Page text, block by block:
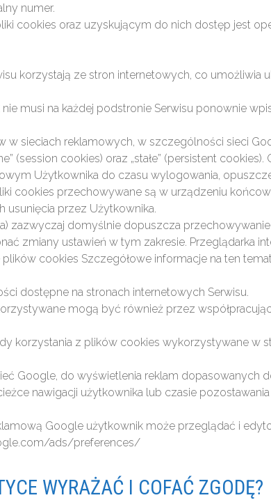
numer.
cookies oraz uzyskującym do nich dostęp jest
korzystają ze stron internetowych, co umożliwia
musi na każdej podstronie Serwisu ponownie
w sieciach reklamowych, w szczególności sieci
(session cookies) oraz „stałe” (persistent cookies).
Użytkownika do czasu wylogowania,
cookies przechowywane są w urządzeniu
przez Użytkownika.
zazwyczaj domyślnie dopuszcza
zmiany ustawień w tym zakresie. Przeglądarka
cookies Szczegółowe informacje na ten
dostępne na stronach internetowych Serwisu.
mogą być również przez
korzystania z plików cookies wykorzystywane w
Google, do wyświetlenia reklam dopasowanych
nawigacji użytkownika lub czasie pozostawania
Google użytkownik może przeglądać i
ads/preferences/
WYRAŻAĆ I COFAĆ ZGODĘ?